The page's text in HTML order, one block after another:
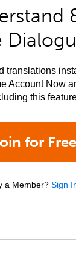
translations
Account Now
this
for Free
a Member? Sign